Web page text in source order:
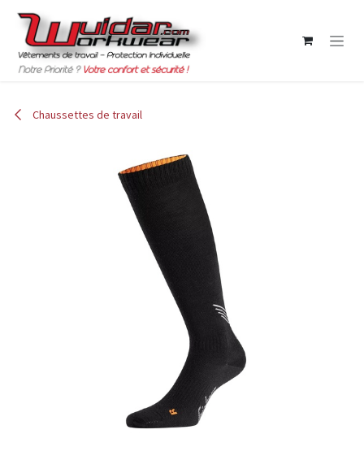
Chaussettes de travail